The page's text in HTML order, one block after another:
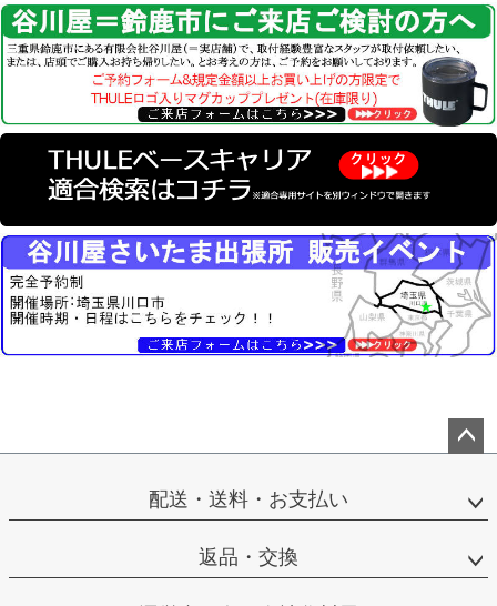
ップ
配送・送料・お支払い
返品・交換